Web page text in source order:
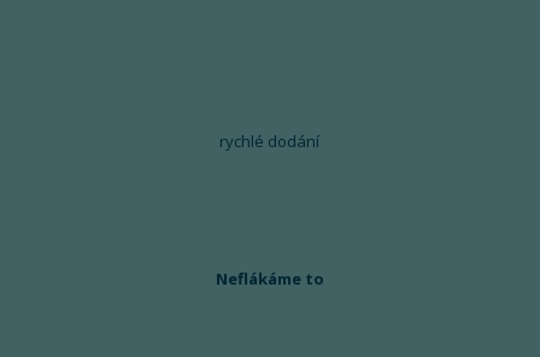
rychlé dodání
Neflákáme to